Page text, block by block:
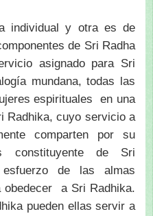
individual y otra es de
de Sri Radha
asignado para Sri
mundana, todas las
espirituales en una
Radhika, cuyo servicio a
comparten por su
constituyente de Sri
de las almas
obedecer a Sri Radhika.
pueden ellas servir a